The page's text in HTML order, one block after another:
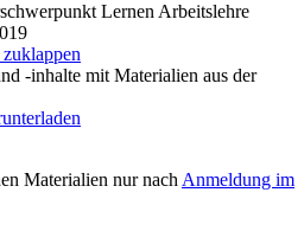
Lernen Arbeitslehre
-inhalte mit Materialien aus der
Materialien nur nach Anmeldung im